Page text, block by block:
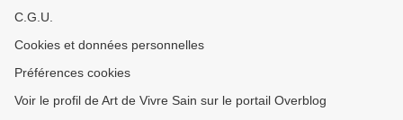
C.G.U.
Cookies et données personnelles
Préférences cookies
Voir le profil de Art de Vivre Sain sur le portail Overblog